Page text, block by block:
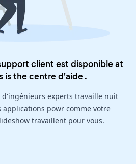
client est disponible at
is thecentre d'aide.
d'ingénieurs experts travaille nuit
powr comme votre
travaillent pour vous.